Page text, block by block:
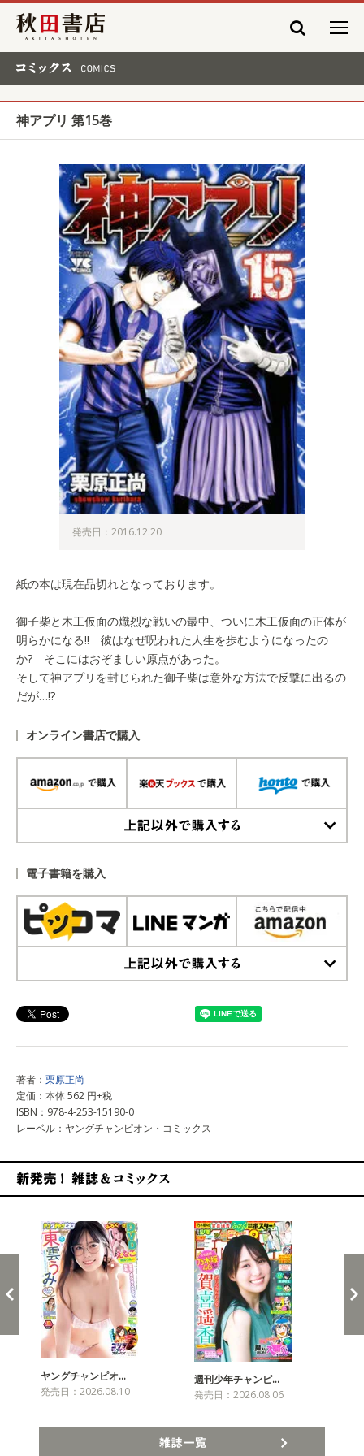
秋田書店
神アプリ 第15巻
発売日：2016.12.20
紙の本は現在品切れとなっております。
御子柴と木工仮面の熾烈な戦いの最中、ついに木工仮面の正体が
明らかになる!! 彼はなぜ呪われた人生を歩むようになったの
か? そこにはおぞましい原点があった。
そして神アプリを封じられた御子柴は意外な方法で反撃に出るの
だが…!?
オンライン書店で購入
電子書籍を購入
著者： 栗原正尚
定価：本体 562 円+税
ISBN：978-4-253-15190-0
レーベル：ヤングチャンピオン・コミックス
ヤングチャンピオ…
発売日：2026.08.10
週刊少年チャンピ…
発売日：2026.08.06